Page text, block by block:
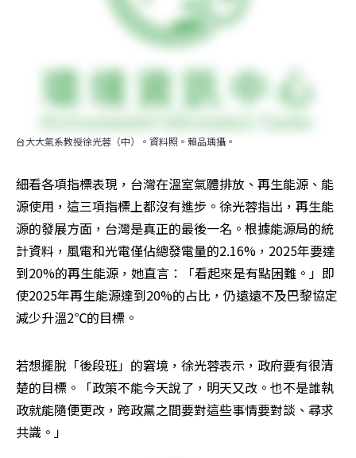
台大大氣系教授徐光蓉（中）。資料照。賴品瑀攝。
細看各項指標表現，台灣在溫室氣體排放、再生能源、能
源使用，這三項指標上都沒有進步。徐光蓉指出，再生能
源的發展方面，台灣是真正的最後一名。根據能源局的統
計資料，風電和光電僅佔總發電量的2.16%，2025年要達
到20%的再生能源，她直言：「看起來是有點困難。」即
使2025年再生能源達到20%的占比，仍遠遠不及巴黎協定
減少升溫2℃的目標。
若想擺脫「後段班」的窘境，徐光蓉表示，政府要有很清
楚的目標。「政策不能今天說了，明天又改。也不是誰執
政就能隨便更改，跨政黨之間要對這些事情要對談、尋求
共識。」